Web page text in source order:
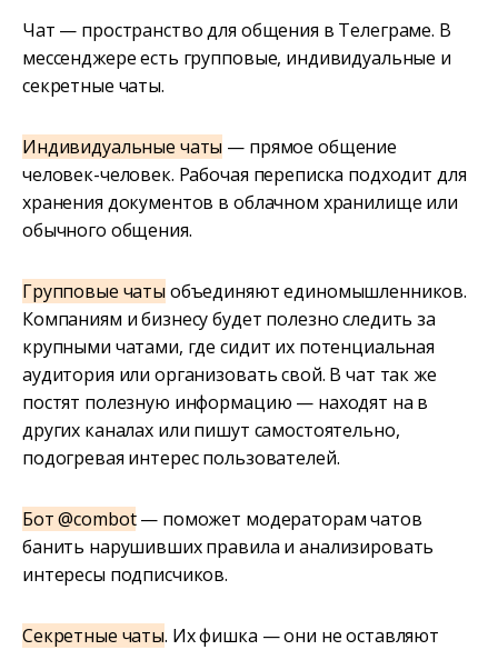
Чат — пространство для общения в Телеграме. В
мессенджере есть групповые, индивидуальные и
секретные чаты.
Индивидуальные чаты — прямое общение
человек-человек. Рабочая переписка подходит для
хранения документов в облачном хранилище или
обычного общения.
Групповые чаты объединяют единомышленников.
Компаниям и бизнесу будет полезно следить за
крупными чатами, где сидит их потенциальная
аудитория или организовать свой. В чат так же
постят полезную информацию — находят на в
других каналах или пишут самостоятельно,
подогревая интерес пользователей.
Бот @combot— поможет модераторам чатов
банить нарушивших правила и анализировать
интересы подписчиков.
Секретные чаты. Их фишка — они не оставляют